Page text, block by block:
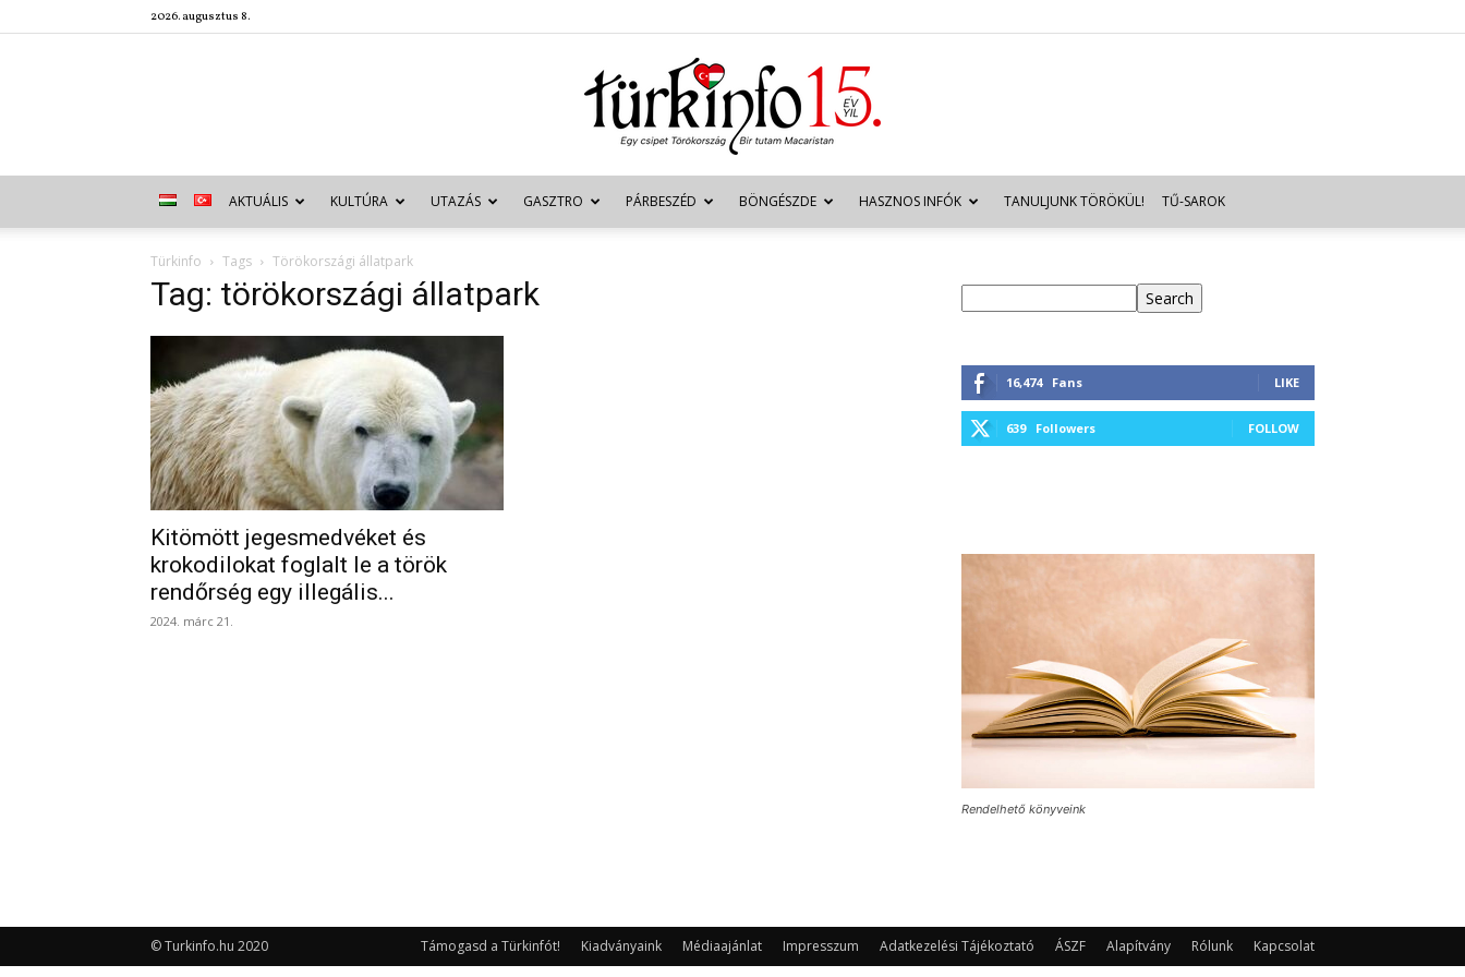
2026. augusztus 8.
Türkinfo
AKTUÁLIS KULTÚRA UTAZÁS GASZTRO PÁRBESZÉD BÖNGÉSZDE HASZNOS INFÓK TANULJUNK TÖRÖKÜL! TŰ-SAROK
Türkinfo Tags Törökországi állatpark
Tag: törökországi állatpark
Kitömött jegesmedvéket és
krokodilokat foglalt le a török
rendőrség egy illegális...
2024. márc 21.
Search
16,474 Fans LIKE
639 Followers FOLLOW
Rendelhető könyveink
Támogasd a Türkinfót! Kiadványaink Médiaajánlat Impresszum Adatkezelési Tájékoztató ÁSZF Alapítvány Rólunk Kapcsolat
© Turkinfo.hu 2020